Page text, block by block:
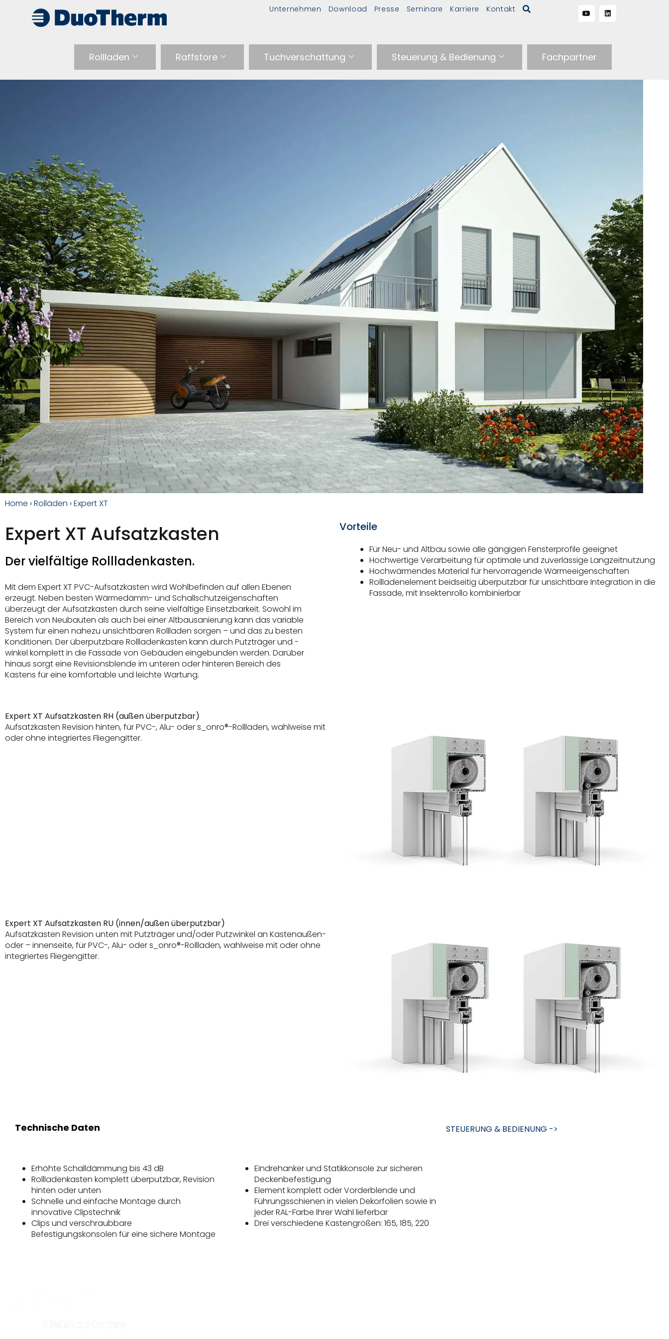
Unternehmen Download Presse Seminare Karriere Kontakt
Rollladen Raffstore Tuchverschattung Steuerung & Bedienung Fachpartner
Home ›Rolläden ›Expert XT
Expert XT Aufsatzkasten
Der vielfältige Rollladenkasten.
Mit dem Expert XT PVC-Aufsatzkasten wird Wohlbefinden auf allen Ebenen
erzeugt. Neben besten Wärmedämm- und Schallschutzeigenschaften
überzeugt der Aufsatzkasten durch seine vielfältige Einsetzbarkeit. Sowohl im
Bereich von Neubauten als auch bei einer Altbausanierung kann das variable
System für einen nahezu unsichtbaren Rollladen sorgen – und das zu besten
Konditionen. Der überputzbare Rollladenkasten kann durch Putzträger und -
winkel komplett in die Fassade von Gebäuden eingebunden werden. Darüber
hinaus sorgt eine Revisionsblende im unteren oder hinteren Bereich des
Kastens für eine komfortable und leichte Wartung.
Vorteile
Für Neu- und Altbau sowie alle gängigen Fensterprofile geeignet
Hochwertige Verarbeitung für optimale und zuverlässige Langzeitnutzung
Hochwärmendes Material für hervorragende Wärmeeigenschaften
Rollladenelement beidseitig überputzbar für unsichtbare Integration in die
Fassade, mit Insektenrollo kombinierbar
Expert XT Aufsatzkasten RH (außen überputzbar)
Aufsatzkasten Revision hinten, für PVC-, Alu- oder s_onro®-Rollladen, wahlweise mit
oder ohne integriertes Fliegengitter.
Expert XT Aufsatzkasten RU (innen/außen überputzbar)
Aufsatzkasten Revision unten mit Putzträger und/oder Putzwinkel an Kastenaußen-
oder – innenseite, für PVC-, Alu- oder s_onro®-Rollladen, wahlweise mit oder ohne
integriertes Fliegengitter.
Technische Daten STEUERUNG & BEDIENUNG ->
Erhöhte Schalldämmung bis 43 dB
Rollladenkasten komplett überputzbar, Revision
hinten oder unten
Schnelle und einfache Montage durch
innovative Clipstechnik
Clips und verschraubbare
Befestigungskonsolen für eine sichere Montage
Eindrehanker und Statikkonsole zur sicheren
Deckenbefestigung
Element komplett oder Vorderblende und
Führungsschienen in vielen Dekorfolien sowie in
jeder RAL-Farbe Ihrer Wahl lieferbar
Drei verschiedene Kastengrößen: 165, 185, 220